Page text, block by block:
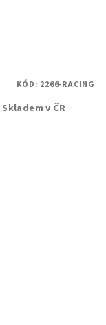
Skladem v ČR
KÓD: 2266-RACING